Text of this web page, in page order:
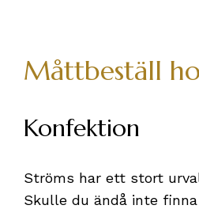
Måttbeställ
Konfektion
Ströms har ett stort
Skulle du ändå inte